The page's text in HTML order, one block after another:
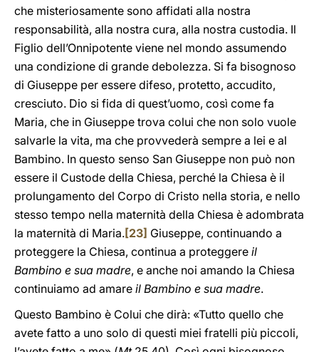
che misteriosamente sono affidati alla nostra
responsabilità, alla nostra cura, alla nostra custodia. Il
Figlio dell’Onnipotente viene nel mondo assumendo
una condizione di grande debolezza. Si fa bisognoso
di Giuseppe per essere difeso, protetto, accudito,
cresciuto. Dio si fida di quest’uomo, così come fa
Maria, che in Giuseppe trova colui che non solo vuole
salvarle la vita, ma che provvederà sempre a lei e al
Bambino. In questo senso San Giuseppe non può non
essere il Custode della Chiesa, perché la Chiesa è il
prolungamento del Corpo di Cristo nella storia, e nello
stesso tempo nella maternità della Chiesa è adombrata
la maternità di Maria.[23] Giuseppe, continuando a
proteggere la Chiesa, continua a proteggere il
Bambino e sua madre, e anche noi amando la Chiesa
continuiamo ad amare il Bambino e sua madre.
Questo Bambino è Colui che dirà: «Tutto quello che
avete fatto a uno solo di questi miei fratelli più piccoli,